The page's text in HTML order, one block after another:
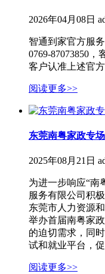
2026年04月08日
智通到家官方服
0769-87073850，
客户认准上述官
阅读更多>>
东莞南粤家政专
2025年08月21日
为进一步响应“南
服务有限公司积
东莞市人力资源
举办首届南粤家
的迫切需求，同
试和就业平台，
阅读更多>>